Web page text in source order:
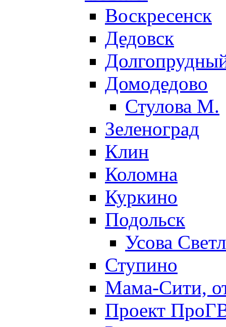
Воскресенск
Дедовск
Домодедово
Стулова М.
Зеленоград
Клин
Коломна
Куркино
Подольск
Усова
Ступино
Мама-Сити,
Проект